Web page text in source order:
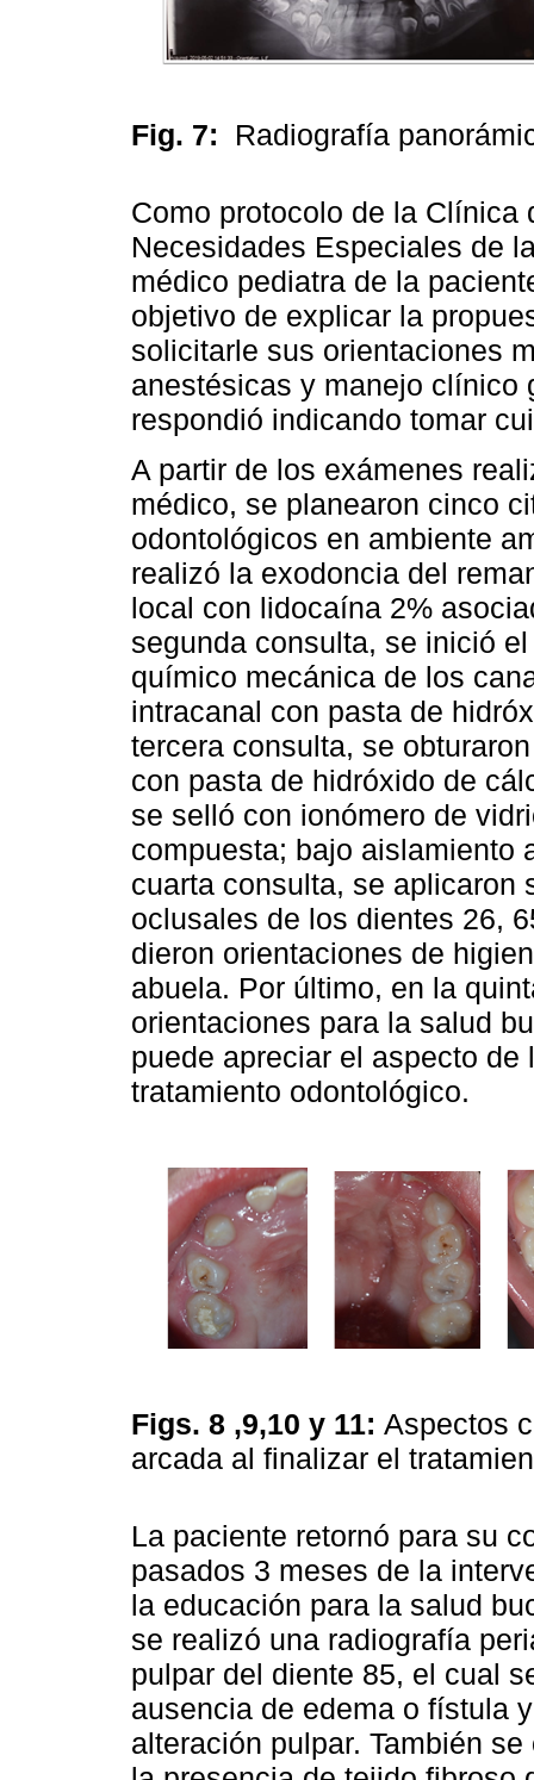
Fig. 7: Radiografía
Como protocolo de la Clínica
Necesidades Especiales de
médico pediatra de la
objetivo de explicar la
solicitarle sus orientaciones
anestésicas y manejo clínico
respondió indicando tomar
A partir de los exámenes
médico, se planearon cinco
odontológicos en ambiente
realizó la exodoncia del
local con lidocaína 2%
segunda consulta, se inició
químico mecánica de los
intracanal con pasta de
tercera consulta, se
con pasta de hidróxido de
se selló con ionómero de
compuesta; bajo aislamiento
cuarta consulta, se aplicaron
oclusales de los dientes 26,
dieron orientaciones de
abuela. Por último, en la
orientaciones para la salud
puede apreciar el aspecto
tratamiento odontológico.
Figs. 8 ,9,10 y 11: Aspectos
arcada al finalizar el
La paciente retornó para su
pasados 3 meses de la
la educación para la salud
se realizó una radiografía
pulpar del diente 85, el cual
ausencia de edema o fístula
alteración pulpar. También